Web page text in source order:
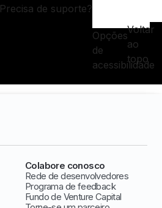
Precisa de suporte?
Opções
de
acessibilidade
Voltar
ao
topo
Colabore conosco
Rede de desenvolvedores
Programa de feedback
Fundo de Venture Capital